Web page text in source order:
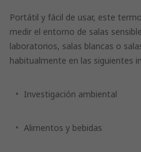
Portátil y fácil de usar, este
medir el entorno de salas
laboratorios, salas blancas o
habitualmente en las siguientes
Investigación ambiental
Alimentos y bebidas